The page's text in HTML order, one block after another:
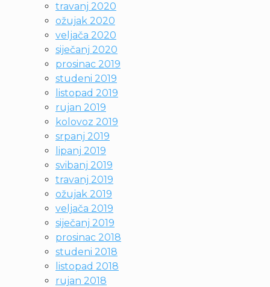
travanj 2020
ožujak 2020
veljača 2020
siječanj 2020
prosinac 2019
studeni 2019
listopad 2019
rujan 2019
kolovoz 2019
srpanj 2019
lipanj 2019
svibanj 2019
travanj 2019
ožujak 2019
veljača 2019
siječanj 2019
prosinac 2018
studeni 2018
listopad 2018
rujan 2018